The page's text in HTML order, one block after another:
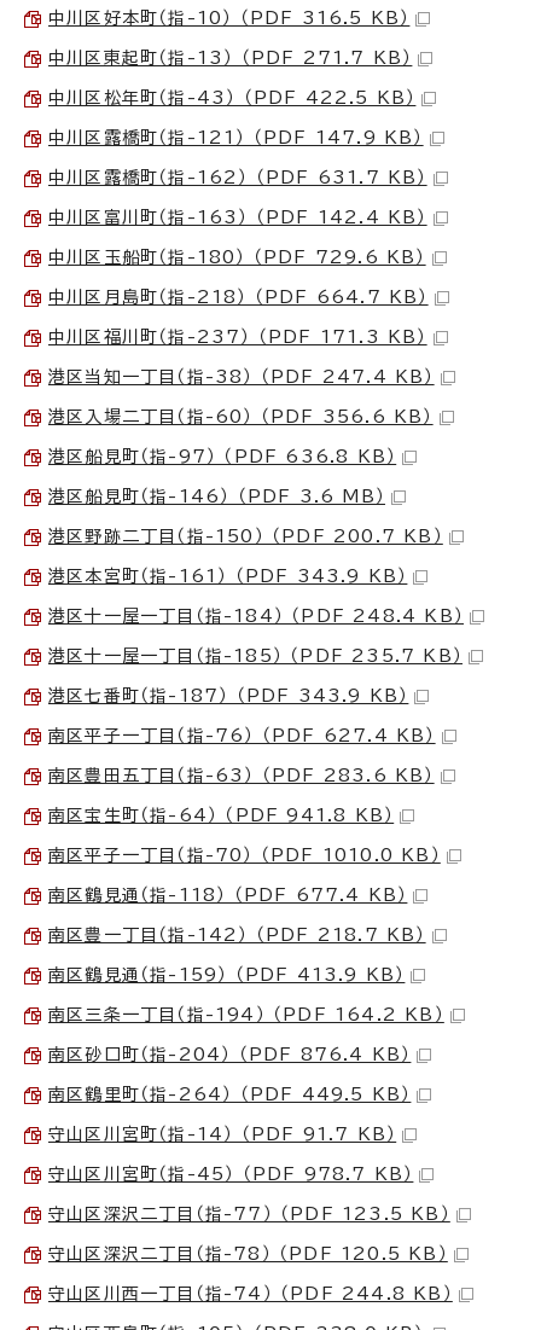
中川区好本町（指-10） （PDF 316.5 KB）
中川区東起町（指-13） （PDF 271.7 KB）
中川区松年町（指-43） （PDF 422.5 KB）
中川区露橋町（指-121） （PDF 147.9 KB）
中川区露橋町（指-162） （PDF 631.7 KB）
中川区富川町（指-163） （PDF 142.4 KB）
中川区玉船町（指-180） （PDF 729.6 KB）
中川区月島町（指-218） （PDF 664.7 KB）
中川区福川町（指-237） （PDF 171.3 KB）
港区当知一丁目（指-38） （PDF 247.4 KB）
港区入場二丁目（指-60） （PDF 356.6 KB）
港区船見町（指-97） （PDF 636.8 KB）
港区船見町（指-146） （PDF 3.6 MB）
港区野跡二丁目（指-150） （PDF 200.7 KB）
港区本宮町（指-161） （PDF 343.9 KB）
港区十一屋一丁目（指-184） （PDF 248.4 KB）
港区十一屋一丁目（指-185） （PDF 235.7 KB）
港区七番町（指-187） （PDF 343.9 KB）
南区平子一丁目（指-76） （PDF 627.4 KB）
南区豊田五丁目（指-63） （PDF 283.6 KB）
南区宝生町（指-64） （PDF 941.8 KB）
南区平子一丁目（指-70） （PDF 1010.0 KB）
南区鶴見通（指-118） （PDF 677.4 KB）
南区豊一丁目（指-142） （PDF 218.7 KB）
南区鶴見通（指-159） （PDF 413.9 KB）
南区三条一丁目（指-194） （PDF 164.2 KB）
南区砂口町（指-204） （PDF 876.4 KB）
南区鶴里町（指-264） （PDF 449.5 KB）
守山区川宮町（指-14） （PDF 91.7 KB）
守山区川宮町（指-45） （PDF 978.7 KB）
守山区深沢二丁目（指-77） （PDF 123.5 KB）
守山区深沢二丁目（指-78） （PDF 120.5 KB）
守山区川西一丁目（指-74） （PDF 244.8 KB）